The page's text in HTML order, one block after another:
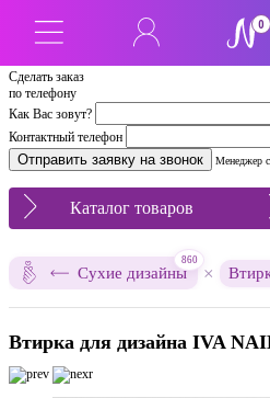
Сделать заказ
по телефону
Как Вас зовут?
Контактный телефон
Менеджер
0
Каталог товаров
Сухие дизайны
860
×
Втирка для дизайна IVA